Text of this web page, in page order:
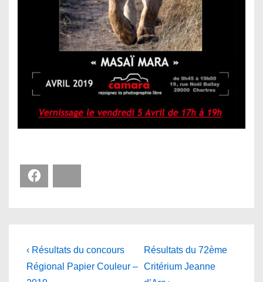
Navigation
de
Previous
Post
‹ Résultats du concours
Régional Papier Couleur –
Next
Post
Résultats du 72ème
Critérium Jeanne